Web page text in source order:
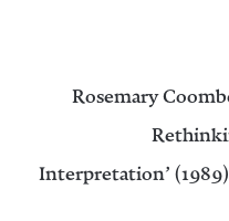
Rosemary
Interpretation’